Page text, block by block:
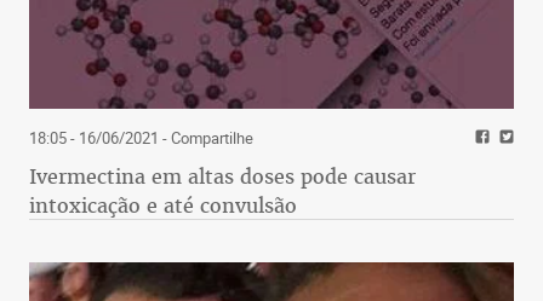
18:05 - 16/06/2021 - Compartilhe
Ivermectina em altas doses pode causar
intoxicação e até convulsão